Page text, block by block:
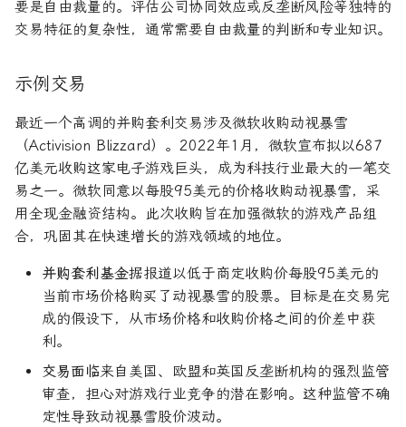
要是自由裁量的。评估公司协同效应或反垄断风险等独特的
交易特征的复杂性，通常需要自由裁量的判断和专业知识。
示例交易
最近一个高调的并购套利交易涉及微软收购动视暴雪
（Activision Blizzard）。2022年1月，微软宣布拟以687
亿美元收购这家电子游戏巨头，成为科技行业最大的一笔交
易之一。微软同意以每股95美元的价格收购动视暴雪，采
用全现金融资结构。此次收购旨在加强微软的游戏产品组
合，巩固其在快速增长的游戏领域的地位。
并购套利基金据报道以低于商定收购价每股95美元的
当前市场价格购买了动视暴雪的股票。目标是在交易完
成的假设下，从市场价格和收购价格之间的价差中获
利。
交易面临来自美国、欧盟和英国反垄断机构的强烈监管
审查，担心对游戏行业竞争的潜在影响。这种监管不确
定性导致动视暴雪股价波动。